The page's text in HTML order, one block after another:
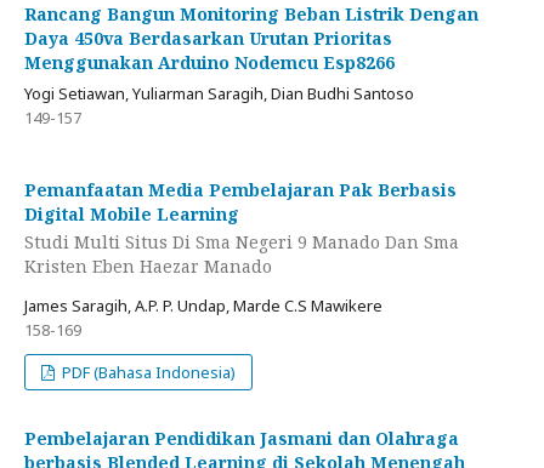
Rancang Bangun Monitoring Beban Listrik Dengan
Daya 450va Berdasarkan Urutan Prioritas
Menggunakan Arduino Nodemcu Esp8266
Yogi Setiawan, Yuliarman Saragih, Dian Budhi Santoso
149-157
Pemanfaatan Media Pembelajaran Pak Berbasis
Digital Mobile Learning
Studi Multi Situs Di Sma Negeri 9 Manado Dan Sma
Kristen Eben Haezar Manado
James Saragih, A.P. P. Undap, Marde C.S Mawikere
158-169
PDF (Bahasa Indonesia)
Pembelajaran Pendidikan Jasmani dan Olahraga
berbasis Blended Learning di Sekolah Menengah